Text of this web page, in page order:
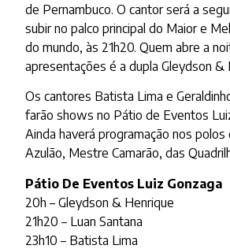
de Pernambuco. O cantor será a
subir no palco principal do Maior e
do mundo, às 21h20. Quem abre a
apresentações é a dupla Gleydson &
Os cantores Batista Lima e
farão shows no Pátio de Eventos
Ainda haverá programação nos
Azulão, Mestre Camarão, das
Pátio De Eventos Luiz Gonzaga
20h – Gleydson & Henrique
21h20 – Luan Santana
23h10 – Batista Lima